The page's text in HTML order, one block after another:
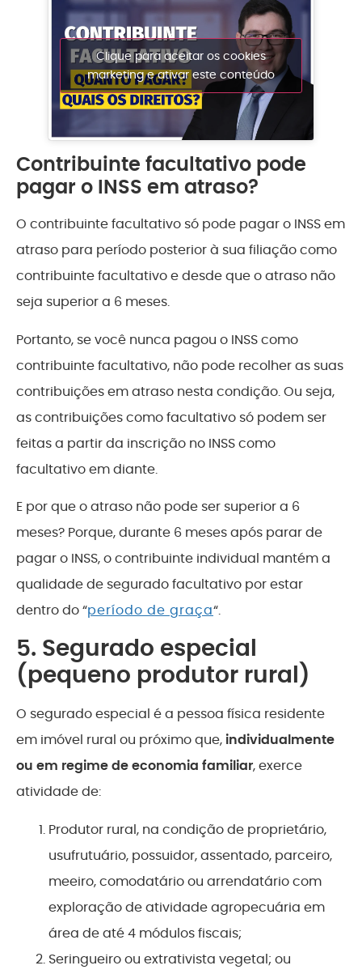
Clique para aceitar os cookies
marketing e ativar este conteúdo
Contribuinte facultativo pode
pagar o INSS em atraso?
O contribuinte facultativo só pode pagar o INSS em
atraso para período posterior à sua filiação como
contribuinte facultativo e desde que o atraso não
seja superior a 6 meses.
Portanto, se você nunca pagou o INSS como
contribuinte facultativo, não pode recolher as suas
contribuições em atraso nesta condição. Ou seja,
as contribuições como facultativo só podem ser
feitas a partir da inscrição no INSS como
facultativo em diante.
E por que o atraso não pode ser superior a 6
meses? Porque, durante 6 meses após parar de
pagar o INSS, o contribuinte individual mantém a
qualidade de segurado facultativo por estar
dentro do “período de graça“.
5. Segurado especial
(pequeno produtor rural)
O segurado especial é a pessoa física residente
em imóvel rural ou próximo que, individualmente
ou em regime de economia familiar, exerce
atividade de:
Produtor rural, na condição de proprietário,
usufrutuário, possuidor, assentado, parceiro,
meeiro, comodatário ou arrendatário com
exploração de atividade agropecuária em
área de até 4 módulos fiscais;
Seringueiro ou extrativista vegetal; ou